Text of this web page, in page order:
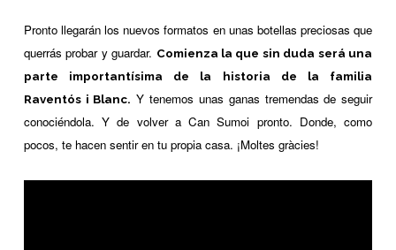
Pronto llegarán los nuevos formatos en unas botellas preciosas que
querrás probar y guardar. Comienza la que sin duda será una
parte importantísima de la historia de la familia
Raventós i Blanc. Y tenemos unas ganas tremendas de seguir
conociéndola. Y de volver a Can Sumoi pronto. Donde, como
pocos, te hacen sentir en tu propia casa. ¡Moltes gràcies!